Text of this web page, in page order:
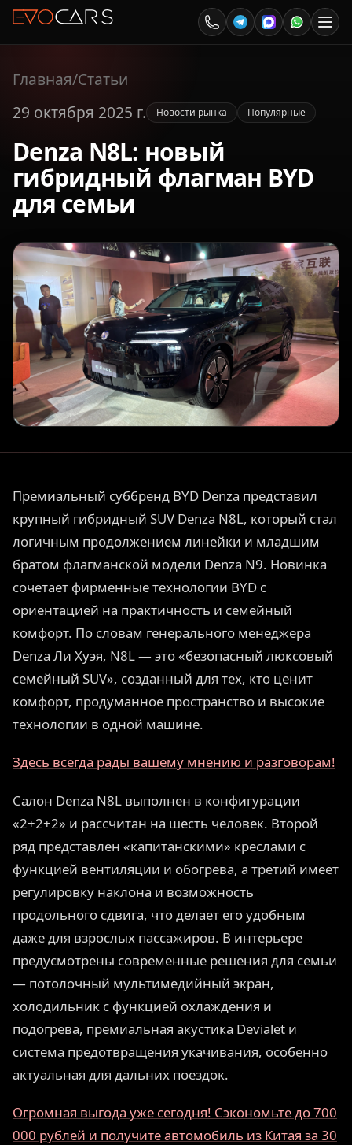
Главная/Статьи
29 октября 2025 г.
Новости рынка Популярные
Denza N8L: новый
гибридный флагман BYD
для семьи
Премиальный суббренд BYD Denza представил
крупный гибридный SUV Denza N8L, который стал
логичным продолжением линейки и младшим
братом флагманской модели Denza N9. Новинка
сочетает фирменные технологии BYD с
ориентацией на практичность и семейный
комфорт. По словам генерального менеджера
Denza Ли Хуэя, N8L — это «безопасный люксовый
семейный SUV», созданный для тех, кто ценит
комфорт, продуманное пространство и высокие
технологии в одной машине.
Здесь всегда рады вашему мнению и разговорам!
Салон Denza N8L выполнен в конфигурации
«2+2+2» и рассчитан на шесть человек. Второй
ряд представлен «капитанскими» креслами с
функцией вентиляции и обогрева, а третий имеет
регулировку наклона и возможность
продольного сдвига, что делает его удобным
даже для взрослых пассажиров. В интерьере
предусмотрены современные решения для семьи
— потолочный мультимедийный экран,
холодильник с функцией охлаждения и
подогрева, премиальная акустика Devialet и
система предотвращения укачивания, особенно
актуальная для дальних поездок.
Огромная выгода уже сегодня! Сэкономьте до 700
000 рублей и получите автомобиль из Китая за 30